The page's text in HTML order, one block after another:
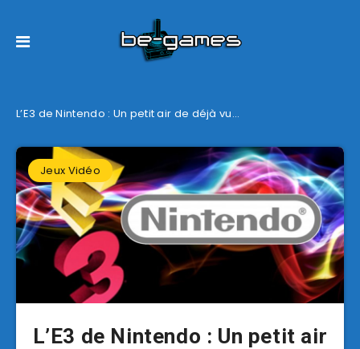
L’E3 de Nintendo : Un petit air de déjà vu…
Jeux Vidéo
L’E3 de Nintendo : Un petit air